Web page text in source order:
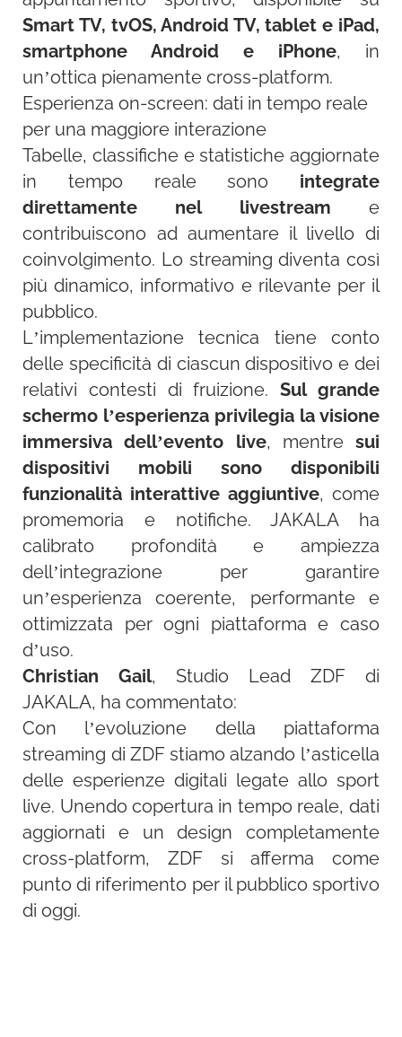
Smart TV, tvOS, Android TV, tablet e iPad,
smartphone Android e iPhone, in
un’ottica pienamente cross-platform.
Esperienza on-screen: dati in tempo reale
per una maggiore interazione
Tabelle, classifiche e statistiche aggiornate
in tempo reale sono integrate
direttamente nel livestream e
contribuiscono ad aumentare il livello di
coinvolgimento. Lo streaming diventa così
più dinamico, informativo e rilevante per il
pubblico.
L’implementazione tecnica tiene conto
delle specificità di ciascun dispositivo e dei
relativi contesti di fruizione.Sul grande
schermo l’esperienza privilegia la visione
immersiva dell’evento live, mentre sui
dispositivi mobili sono disponibili
funzionalità interattive aggiuntive, come
promemoria e notifiche. JAKALA ha
calibrato profondità e ampiezza
dell’integrazione per garantire
un’esperienza coerente, performante e
ottimizzata per ogni piattaforma e caso
d’uso.
Christian Gail, Studio Lead ZDF di
JAKALA, ha commentato:
Con l’evoluzione della piattaforma
streaming di ZDF stiamo alzando l’asticella
delle esperienze digitali legate allo sport
live. Unendo copertura in tempo reale, dati
aggiornati e un design completamente
cross-platform, ZDF si afferma come
punto di riferimento per il pubblico sportivo
di oggi.